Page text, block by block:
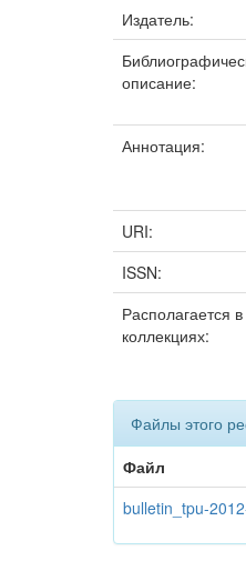
Издатель:
описание:
Аннотация:
URI:
ISSN:
Располагается в
коллекциях:
Файлы этого
Файл
bulletin_tpu-